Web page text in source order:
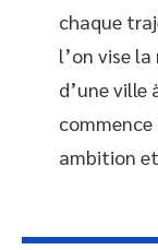
chaque
l’on vise
d’une ville
ambition